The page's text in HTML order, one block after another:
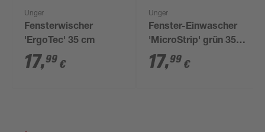
Unger
Fensterwischer
'ErgoTec' 35 cm
17,99 €
Unger
Fenster-Einwascher
'MicroStrip' grün 35
cm
17,99 €